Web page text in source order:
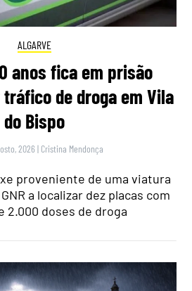
ALGARVE
anos fica em prisão
de droga em Vila
do Bispo
2026 | Cristina Mendonça
proveniente de uma viatura
a localizar dez placas com
2.000 doses de droga